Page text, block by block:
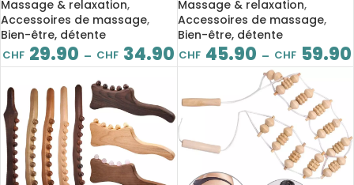
drainage lymphatique,
relaxation musculaire
Massage & relaxation,
Accessoires de massage,
Bien-être, détente
CHF 29.90 – CHF 34.90
en bois, point de
déclenchement, relaxation
Massage & relaxation,
Accessoires de massage,
Bien-être, détente
CHF 45.90 – CHF 59.90